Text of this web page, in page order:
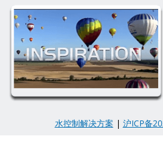
水控制解决方案 | 沪ICP备